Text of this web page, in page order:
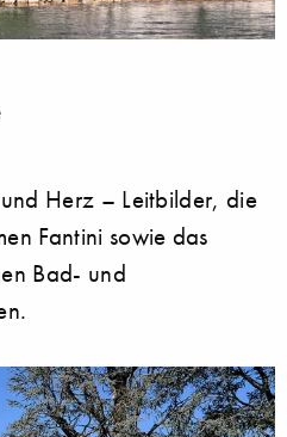
Herz – Leitbilder, die
Fantini sowie das
Bad- und